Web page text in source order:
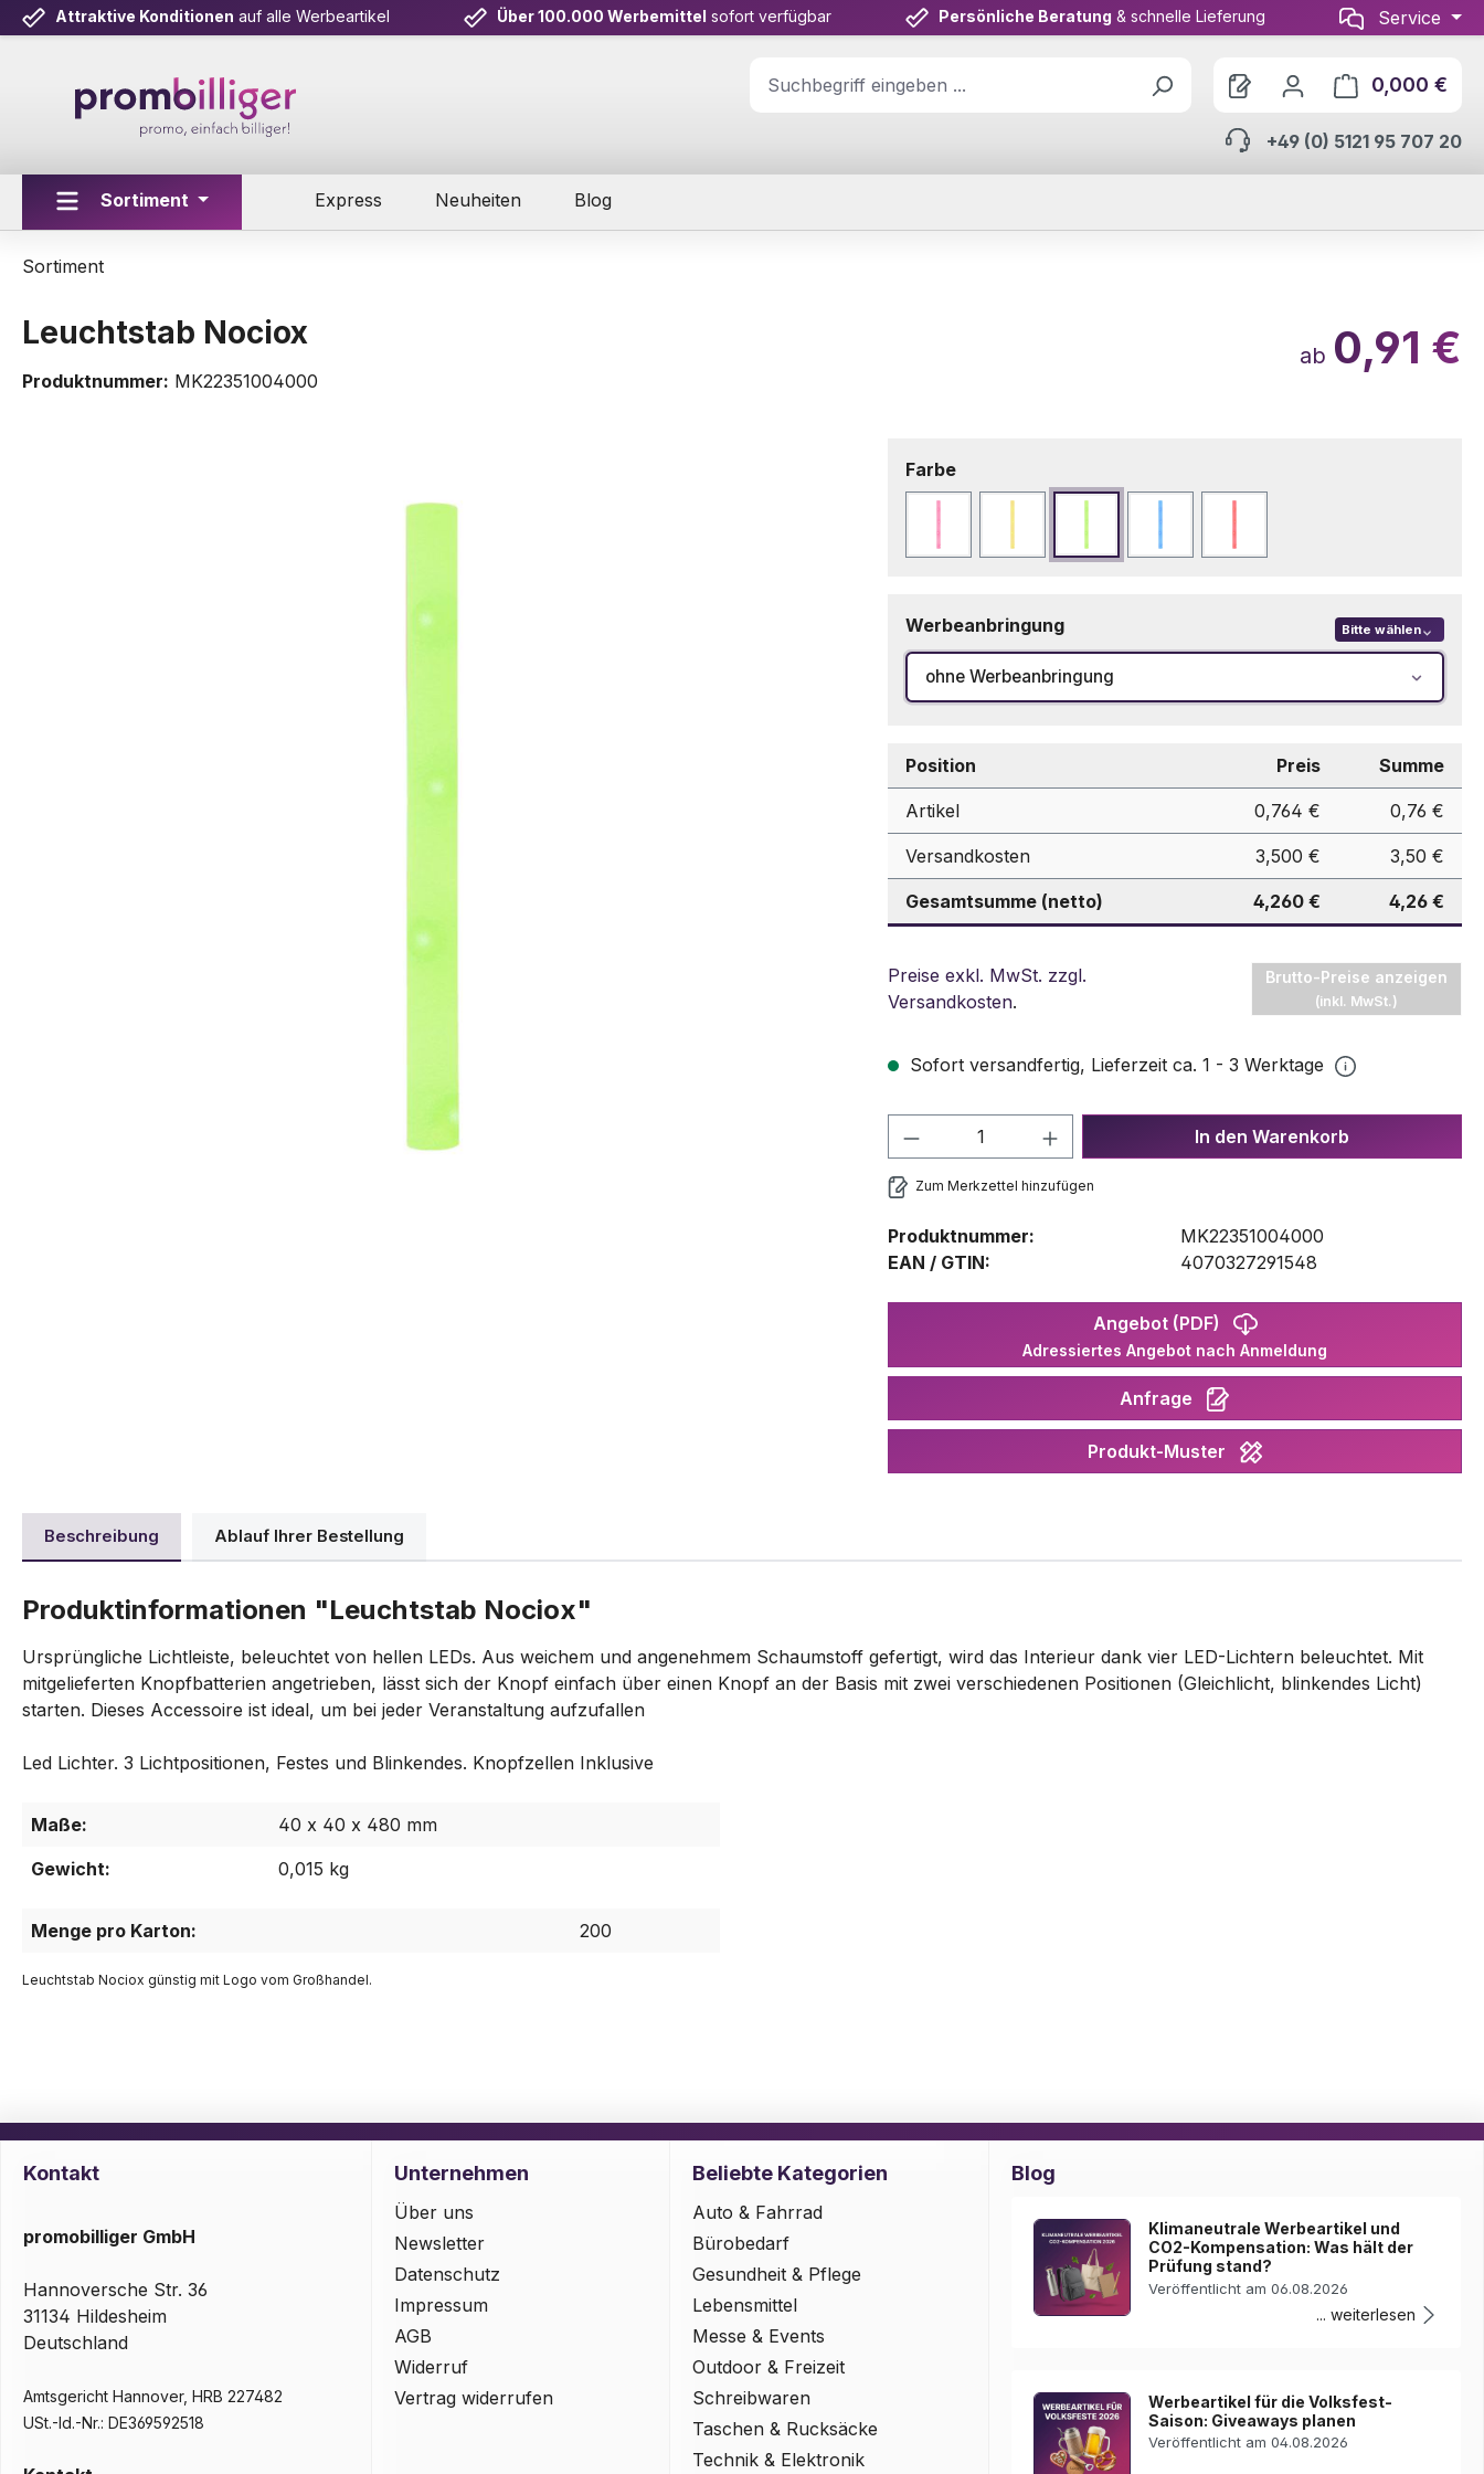
Hauptinhalt springen
Zur Suche springen
Zur Hauptnavigation springen
Attraktive Konditionen auf alle Werbeartikel Über 100.000 Werbemittel sofort verfügbar Persönliche Beratung & schnelle Lieferung Service
0,000 €
+49 (0) 5121 95 707 20
Sortiment Express Neuheiten Blog
Sortiment
Leuchtstab Nociox
Produktnummer: MK22351004000
ab 0,91 €
Farbeauswählen
Fuchsie Gelb Grün Hellblau Rot
Werbeanbringung Bitte wählen
ohne Werbeanbringung
Position Preis Summe
Artikel 0,764 € 0,76 €
Versandkosten 3,500 € 3,50 €
Gesamtsumme (netto) 4,260 € 4,26 €
Preise exkl. MwSt. zzgl.
Versandkosten.
Brutto-Preise anzeigen
(inkl. MwSt.)
Sofort versandfertig, Lieferzeit ca. 1 - 3 Werktage
Produkt Anzahl: Gib den gewünschten Wert
In den Warenkorb
Zum Merkzettel hinzufügen
Produktnummer:
MK22351004000
EAN / GTIN:
4070327291548
Angebot (PDF)
Adressiertes Angebot nach Anmeldung
Anfrage
Produkt-Muster
Beschreibung Ablauf Ihrer Bestellung
Produktinformationen "Leuchtstab Nociox"
Ursprüngliche Lichtleiste, beleuchtet von hellen LEDs. Aus weichem und angenehmem Schaumstoff gefertigt, wird das Interieur dank vier LED-Lichtern beleuchtet. Mit
mitgelieferten Knopfbatterien angetrieben, lässt sich der Knopf einfach über einen Knopf an der Basis mit zwei verschiedenen Positionen (Gleichlicht, blinkendes Licht)
starten. Dieses Accessoire ist ideal, um bei jeder Veranstaltung aufzufallen
Led Lichter. 3 Lichtpositionen, Festes und Blinkendes. Knopfzellen Inklusive
Maße:
40 x 40 x 480 mm
Gewicht:
0,015 kg
Menge pro Karton: 200
Leuchtstab Nociox günstig mit Logo vom Großhandel.
Kontakt
promobilliger GmbH
Hannoversche Str. 36
31134 Hildesheim
Deutschland
Amtsgericht Hannover, HRB 227482
USt.-Id.-Nr.: DE369592518
Unternehmen
Über uns
Newsletter
Datenschutz
Impressum
AGB
Widerruf
Vertrag widerrufen
Beliebte Kategorien
Auto & Fahrrad
Bürobedarf
Gesundheit & Pflege
Lebensmittel
Messe & Events
Outdoor & Freizeit
Schreibwaren
Taschen & Rucksäcke
Technik & Elektronik
Blog
Klimaneutrale Werbeartikel und
CO2-Kompensation: Was hält der
Prüfung stand?
Veröffentlicht am 06.08.2026
... weiterlesen
Werbeartikel für die Volksfest-
Saison: Giveaways planen
Veröffentlicht am 04.08.2026